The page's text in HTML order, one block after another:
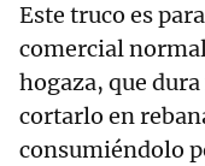
Este truco es
comercial
hogaza, que
cortarlo en
consumiéndolo